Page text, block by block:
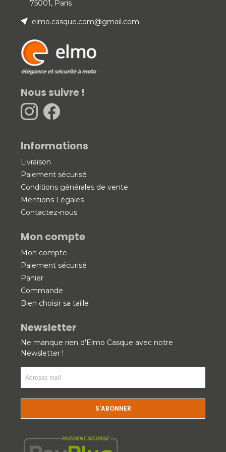
75001, Paris
elmo.casque.com@gmail.com
Nous suivre !
Informations
Livraison
Paiement sécurisé
Conditions générales de vente
Mentions Légales
Contactez-nous
Mon compte
Mon compte
Paiement sécurisé
Panier
Commande
Bien choisir sa taille
Newsletter
Ne manque rien d'Elmo Casque avec notre
Newsletter !
(Nécessaire)
CAPTCHA